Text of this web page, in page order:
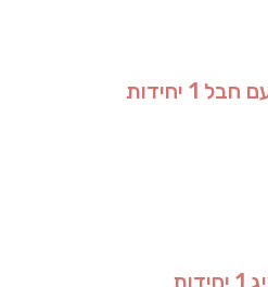
יחידות